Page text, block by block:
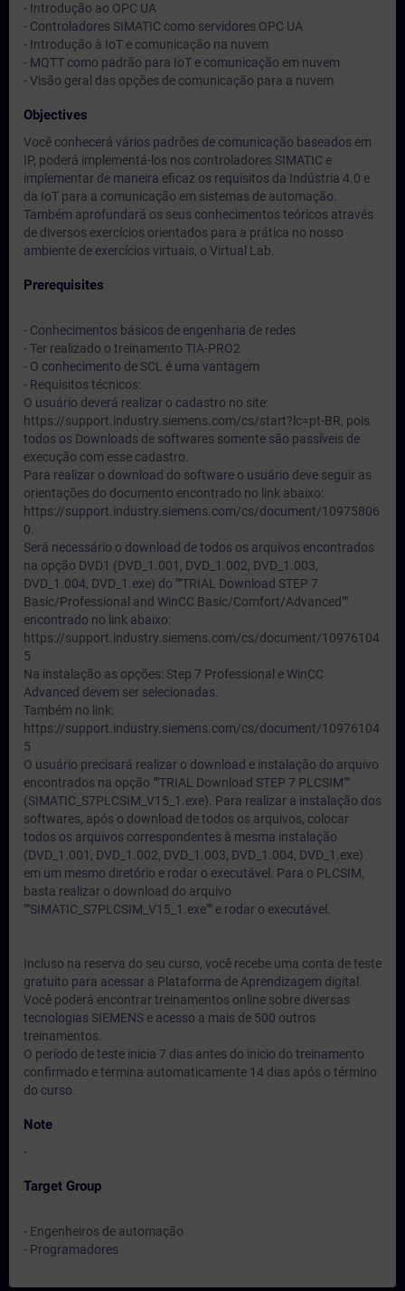
- Introdução ao OPC UA
- Controladores SIMATIC como servidores OPC UA
- Introdução à IoT e comunicação na nuvem
- MQTT como padrão para IoT e comunicação em nuvem
- Visão geral das opções de comunicação para a nuvem
Objectives
Você conhecerá vários padrões de comunicação baseados em
IP, poderá implementá-los nos controladores SIMATIC e
implementar de maneira eficaz os requisitos da Indústria 4.0 e
da IoT para a comunicação em sistemas de automação.
Também aprofundará os seus conhecimentos teóricos através
de diversos exercícios orientados para a prática no nosso
ambiente de exercícios virtuais, o Virtual Lab.
Prerequisites
- Conhecimentos básicos de engenharia de redes
- Ter realizado o treinamento TIA-PRO2
- O conhecimento de SCL é uma vantagem
- Requisitos técnicos:
O usuário deverá realizar o cadastro no site:
https://support.industry.siemens.com/cs/start?lc=pt-BR, pois
todos os Downloads de softwares somente são passíveis de
execução com esse cadastro.
Para realizar o download do software o usuário deve seguir as
orientações do documento encontrado no link abaixo:
https://support.industry.siemens.com/cs/document/10975806
0.
Será necessário o download de todos os arquivos encontrados
na opção DVD1 (DVD_1.001, DVD_1.002, DVD_1.003,
DVD_1.004, DVD_1.exe) do ""TRIAL Download STEP 7
Basic/Professional and WinCC Basic/Comfort/Advanced""
encontrado no link abaixo:
https://support.industry.siemens.com/cs/document/10976104
5
Na instalação as opções: Step 7 Professional e WinCC
Advanced devem ser selecionadas.
Também no link:
https://support.industry.siemens.com/cs/document/10976104
5
O usuário precisará realizar o download e instalação do arquivo
encontrados na opção ""TRIAL Download STEP 7 PLCSIM""
(SIMATIC_S7PLCSIM_V15_1.exe). Para realizar a instalação dos
softwares, após o download de todos os arquivos, colocar
todos os arquivos correspondentes à mesma instalação
(DVD_1.001, DVD_1.002, DVD_1.003, DVD_1.004, DVD_1.exe)
em um mesmo diretório e rodar o executável. Para o PLCSIM,
basta realizar o download do arquivo
""SIMATIC_S7PLCSIM_V15_1.exe"" e rodar o executável.
Incluso na reserva do seu curso, você recebe uma conta de teste
gratuito para acessar a Plataforma de Aprendizagem digital.
Você poderá encontrar treinamentos online sobre diversas
tecnologias SIEMENS e acesso a mais de 500 outros
treinamentos.
O período de teste inicia 7 dias antes do inicio do treinamento
confirmado e termina automaticamente 14 dias após o término
do curso.
Note
-
Target Group
- Engenheiros de automação
- Programadores